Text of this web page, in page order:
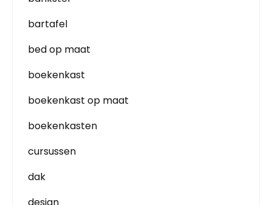
bartafel
bed op maat
boekenkast
boekenkast op maat
boekenkasten
cursussen
dak